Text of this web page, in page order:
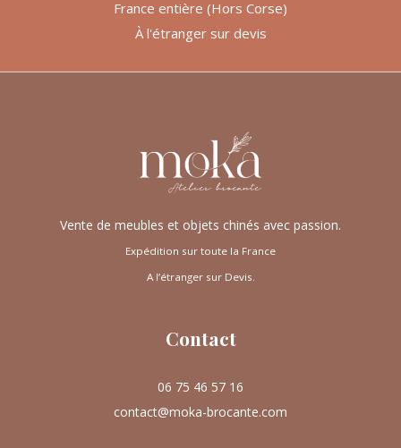
Vente de meubles et objets chinés avec passion.
Expédition sur toute la France
A l’étranger sur Devis.
Contact
06 75 46 57 16
contact@moka-brocante.com
France entière (Hors Corse)
À l'étranger sur devis